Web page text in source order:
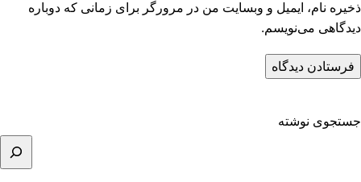
ذخیره نام، ایمیل و وبسایت من در مرورگر برای زمانی که دوباره
دیدگاهی می‌نویسم.
جستجوی نوشته